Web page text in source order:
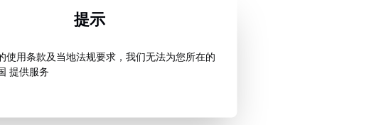
提示
使用条款及当地法规要求，我们无法为您所在的
提供服务